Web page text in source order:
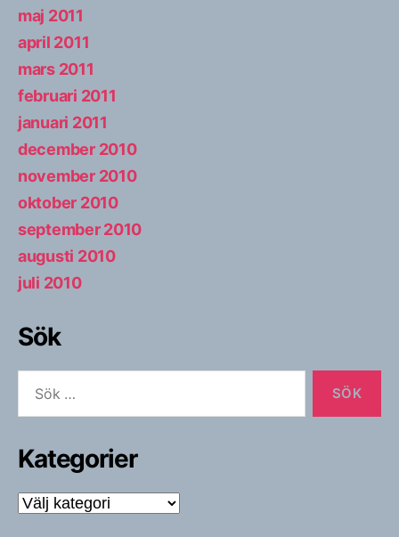
maj 2011
april 2011
mars 2011
februari 2011
januari 2011
december 2010
november 2010
oktober 2010
september 2010
augusti 2010
juli 2010
Sök
efter:
Kategorier
Kategorier